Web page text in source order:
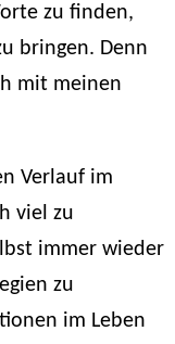
zu finden,
bringen. Denn
mit meinen
Verlauf im
viel zu
immer wieder
zu
im Leben